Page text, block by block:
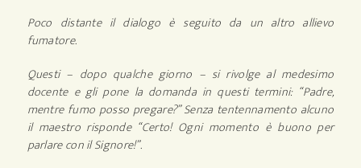
Poco distante il dialogo è seguito da un altro allievo
fumatore.
Questi – dopo qualche giorno – si rivolge al medesimo
docente e gli pone la domanda in questi termini: “Padre,
mentre fumo posso pregare?” Senza tentennamento alcuno
il maestro risponde “Certo! Ogni momento è buono per
parlare con il Signore!”.